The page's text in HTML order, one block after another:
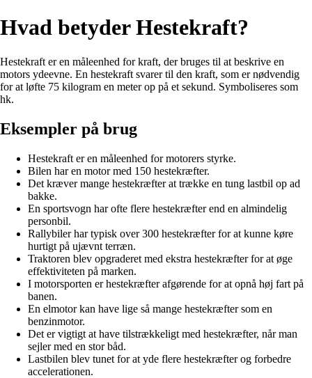
Hvad betyder Hestekraft?
Hestekraft er en måleenhed for kraft, der bruges til at beskrive en
motors ydeevne. En hestekraft svarer til den kraft, som er nødvendig
for at løfte 75 kilogram en meter op på et sekund. Symboliseres som
hk.
Eksempler på brug
Hestekraft er en måleenhed for motorers styrke.
Bilen har en motor med 150 hestekræfter.
Det kræver mange hestekræfter at trække en tung lastbil op ad
bakke.
En sportsvogn har ofte flere hestekræfter end en almindelig
personbil.
Rallybiler har typisk over 300 hestekræfter for at kunne køre
hurtigt på ujævnt terræn.
Traktoren blev opgraderet med ekstra hestekræfter for at øge
effektiviteten på marken.
I motorsporten er hestekræfter afgørende for at opnå høj fart på
banen.
En elmotor kan have lige så mange hestekræfter som en
benzinmotor.
Det er vigtigt at have tilstrækkeligt med hestekræfter, når man
sejler med en stor båd.
Lastbilen blev tunet for at yde flere hestekræfter og forbedre
accelerationen.